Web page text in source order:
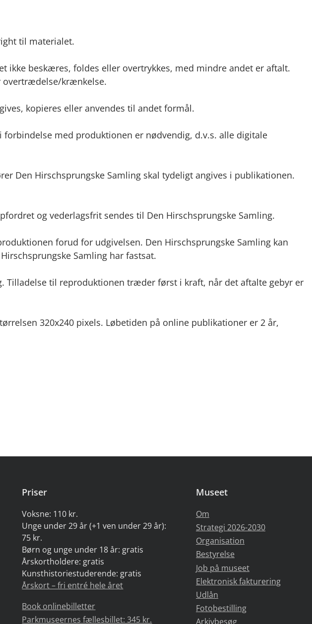
til materialet.
ikke beskæres, foldes eller overtrykkes, med mindre andet er aftalt.
overtrædelse/krænkelse.
kopieres eller anvendes til andet formål.
med produktionen er nødvendig, d.v.s. alle digitale
Den Hirschsprungske Samling skal tydeligt angives i publikationen.
og vederlagsfrit sendes til Den Hirschsprungske Samling.
forud for udgivelsen. Den Hirschsprungske Samling kan
Samling har fastsat.
til reproduktionen træder først i kraft, når det aftalte gebyr er
320x240 pixels. Løbetiden på online publikationer er 2 år,
Priser
Voksne: 110 kr.
Unge under 29 år (+1 ven under 29 år):
75 kr.
Børn og unge under 18 år: gratis
Årskortholdere: gratis
Kunsthistoriestuderende: gratis
Årskort – fri entré hele året
Book onlinebilletter
Parkmuseernes fællesbillet: 345 kr.
Museet
Om
Strategi 2026-2030
Organisation
Bestyrelse
Job på museet
Elektronisk fakturering
Udlån
Fotobestilling
Arkivbesøg